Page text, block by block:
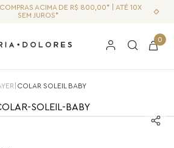
COMPRAS ACIMA DE R$ 800,00* | ATÉ 10X
SEM JUROS*
0
COLAR SOLEIL BABY